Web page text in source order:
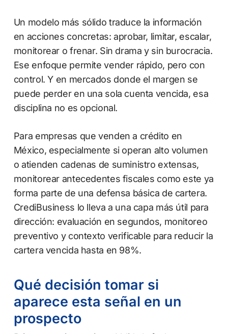
Un modelo más sólido traduce la información
en acciones concretas: aprobar, limitar, escalar,
monitorear o frenar. Sin drama y sin burocracia.
Ese enfoque permite vender rápido, pero con
control. Y en mercados donde el margen se
puede perder en una sola cuenta vencida, esa
disciplina no es opcional.
Para empresas que venden a crédito en
México, especialmente si operan alto volumen
o atienden cadenas de suministro extensas,
monitorear antecedentes fiscales como este ya
forma parte de una defensa básica de cartera.
CrediBusiness lo lleva a una capa más útil para
dirección: evaluación en segundos, monitoreo
preventivo y contexto verificable para reducir la
cartera vencida hasta en 98%.
Qué decisión tomar si
aparece esta señal en un
prospecto